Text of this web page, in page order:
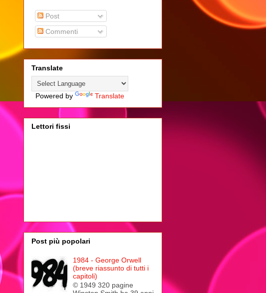
Post
Commenti
Translate
Powered by Translate
Lettori fissi
Post più popolari
1984 - George Orwell
(breve riassunto di tutti i
capitoli)
© 1949 320 pagine